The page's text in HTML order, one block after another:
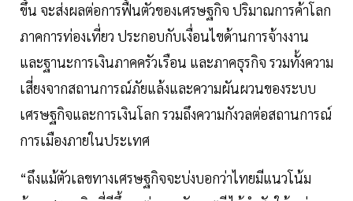
ขึ้น จะส่งผลต่อการฟื้นตัวของเศรษฐกิจ ปริมาณการค้าโลก
ภาคการท่องเที่ยว ประกอบกับเงื่อนไขด้านการจ้างงาน
และฐานะการเงินภาคครัวเรือน และภาคธุรกิจ รวมทั้งความ
เสี่ยงจากสถานการณ์ภัยแล้งและความผันผวนของระบบ
เศรษฐกิจและการเงินโลก รวมถึงความกังวลต่อสถานการณ์
การเมืองภายในประเทศ
“ถึงแม้ตัวเลขทางเศรษฐกิจจะบ่งบอกว่าไทยมีแนวโน้ม